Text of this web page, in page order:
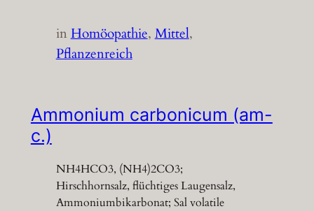
inHomöopathie, Mittel
Pflanzenreich
Ammonium carbonicum (am-
c.)
NH4HCO3, (NH4)2CO3;
Hirschhornsalz, flüchtiges Laugensalz,
Ammoniumbikarbonat; Sal volatile